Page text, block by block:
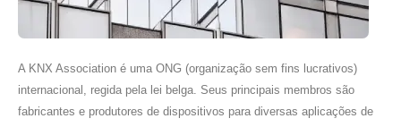
A KNX Association é uma ONG (organização sem fins lucrativos)
internacional, regida pela lei belga. Seus principais membros são
fabricantes e produtores de dispositivos para diversas aplicações de